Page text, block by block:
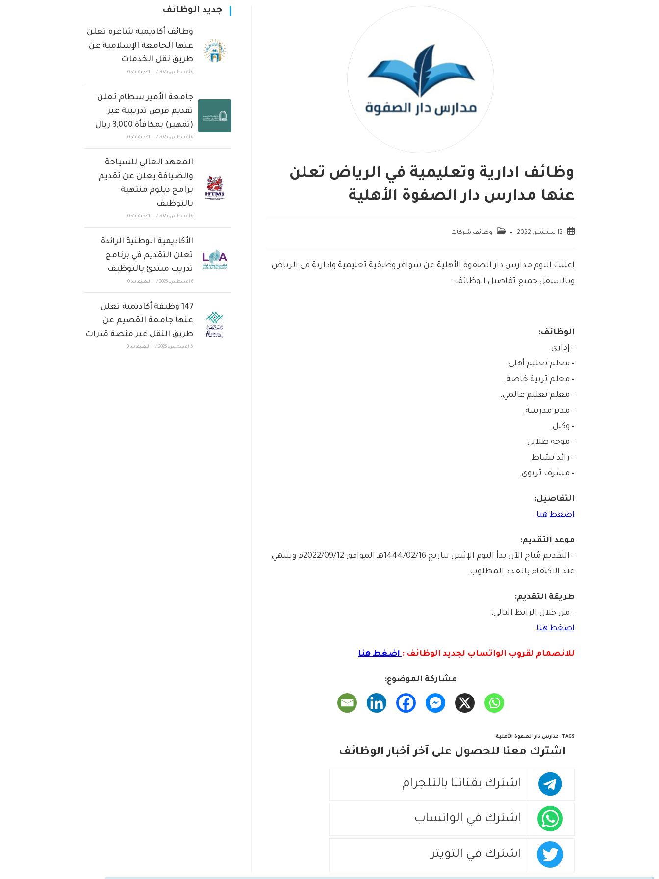
وظائف ادارية وتعليمية في الرياض تعلن
عنها مدارس دار الصفوة الأهلية
12 سبتمبر، 2022 وظائف شركات
اعلنت اليوم مدارس دار الصفوة الأهلية عن شواغر وظيفية تعليمية وادارية في الرياض
وبالاسفل جميع تفاصيل الوظائف :
الوظائف:
– إداري.
– معلم تعليم أهلي.
– معلم تربية خاصة.
– معلم تعليم عالمي.
– مدير مدرسة.
– وكيل.
– موجه طلابي.
– رائد نشاط.
– مشرف تربوي.
التفاصيل:
اضغط هنا
موعد التقديم:
– التقديم مُتاح الآن بدأ اليوم الإثنين بتاريخ 1444/02/16هـ الموافق 2022/09/12م وينتهي
عند الاكتفاء بالعدد المطلوب.
طريقة التقديم:
– من خلال الرابط التالي:
اضغط هنا
للانصمام لقروب الواتساب لجديد الوظائف :اضغط هنا
مشاركة الموضوع:
TAGS
: مدارس دار الصفوة الأهلية
اشترك معنا للحصول على آخر أخبار الوظائف
اشترك بقناتنا بالتلجرام
اشترك في الواتساب
اشترك في التويتر
جديد الوظائف
وظائف أكاديمية شاغرة تعلن
عنها الجامعة الإسلامية عن
طريق نقل الخدمات
6 أغسطس، 2026 / التعليقات: 0
جامعة الأمير سطام تعلن
تقديم فرص تدريبية عبر
(تمهير) بمكافأة 3,000 ريال
6 أغسطس، 2026 / التعليقات: 0
المعهد العالي للسياحة
والضيافة يعلن عن تقديم
برامج دبلوم منتهية
بالتوظيف
6 أغسطس، 2026 / التعليقات: 0
الأكاديمية الوطنية الرائدة
تعلن التقديم في برنامج
تدريب مبتدئ بالتوظيف
6 أغسطس، 2026 / التعليقات: 0
147 وظيفة أكاديمية تعلن
عنها جامعة القصيم عن
طريق النقل عبر منصة قدرات
5 أغسطس، 2026 / التعليقات: 0